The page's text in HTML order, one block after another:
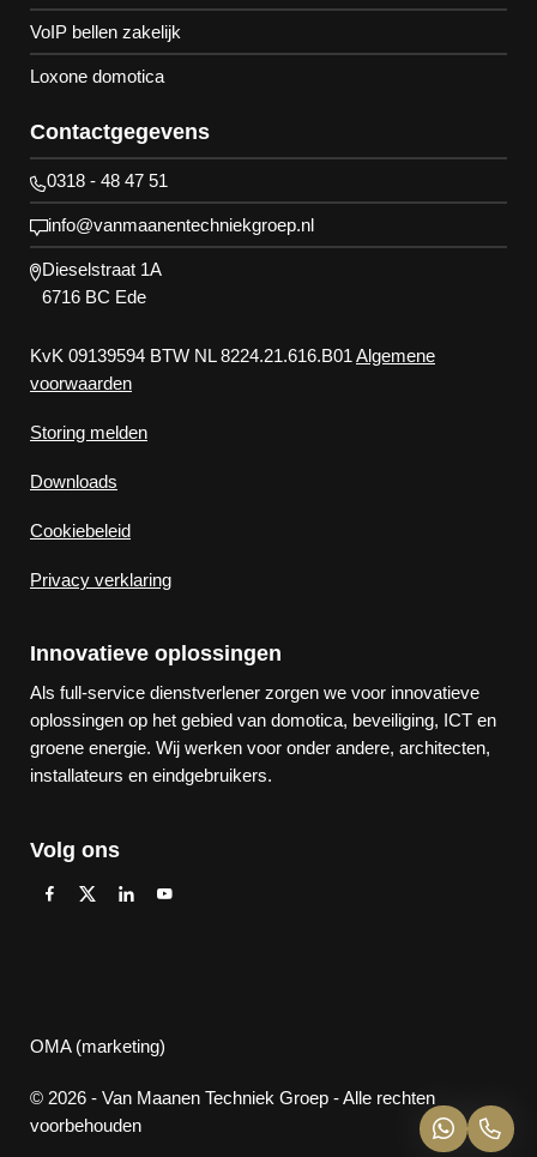
VoIP bellen zakelijk
Loxone domotica
Contactgegevens
0318 - 48 47 51
info@vanmaanentechniekgroep.nl
Dieselstraat 1A
6716 BC Ede
KvK 09139594 BTW NL 8224.21.616.B01 Algemene
voorwaarden
Storing melden
Downloads
Cookiebeleid
Privacy verklaring
Innovatieve oplossingen
Als full-service dienstverlener zorgen we voor innovatieve
oplossingen op het gebied van domotica, beveiliging, ICT en
groene energie. Wij werken voor onder andere, architecten,
installateurs en eindgebruikers.
Volg ons
© 2026 - Van Maanen Techniek Groep - Alle rechten
voorbehouden
OMA (marketing)